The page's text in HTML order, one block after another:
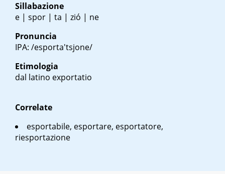
Sillabazione
e | spor | ta | zió | ne
Pronuncia
IPA: /esporta'tsjone/
Etimologia
dal latino exportatio
Correlate
esportabile, esportare, esportatore,
riesportazione